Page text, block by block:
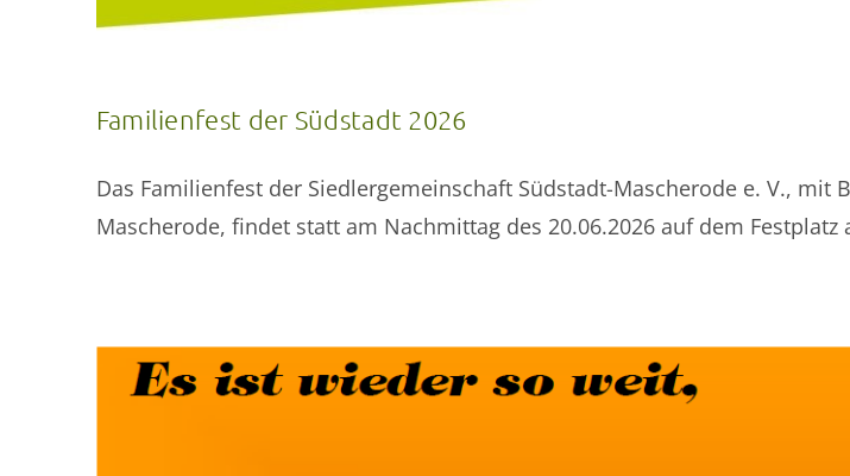
Familienfest der Südstadt 2026
Das Familienfest der Siedlergemeinschaft Südstadt-Mascherode e. V., mit
Mascherode, findet statt am Nachmittag des 20.06.2026 auf dem Festplatz